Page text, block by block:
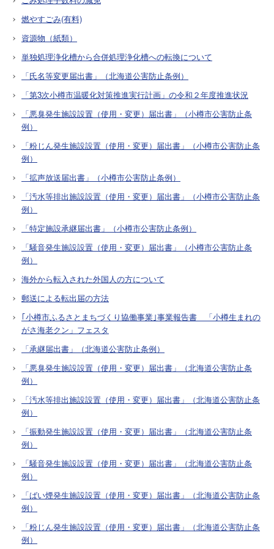
燃やすごみ(有料)
資源物（紙類）
単独処理浄化槽から合併処理浄化槽への転換について
「氏名等変更届出書」（北海道公害防止条例）
「第3次小樽市温暖化対策推進実行計画」の令和２年度推進状況
「悪臭発生施設設置（使用・変更）届出書」（小樽市公害防止条
例）
「粉じん発生施設設置（使用・変更）届出書」（小樽市公害防止条
例）
「拡声放送届出書」（小樽市公害防止条例）
「汚水等排出施設設置（使用・変更）届出書」（小樽市公害防止条
例）
「特定施設承継届出書」（小樽市公害防止条例）
「騒音発生施設設置（使用・変更）届出書」（小樽市公害防止条
例）
海外から転入された外国人の方について
郵送による転出届の方法
｢小樽市ふるさとまちづくり協働事業｣事業報告書 「小樽生まれの
がさ海老クン」フェスタ
「承継届出書」（北海道公害防止条例）
「悪臭発生施設設置（使用・変更）届出書」（北海道公害防止条
例）
「汚水等排出施設設置（使用・変更）届出書」（北海道公害防止条
例）
「振動発生施設設置（使用・変更）届出書」（北海道公害防止条
例）
「騒音発生施設設置（使用・変更）届出書」（北海道公害防止条
例）
「ばい煙発生施設設置（使用・変更）届出書」（北海道公害防止条
例）
「粉じん発生施設設置（使用・変更）届出書」（北海道公害防止条
例）